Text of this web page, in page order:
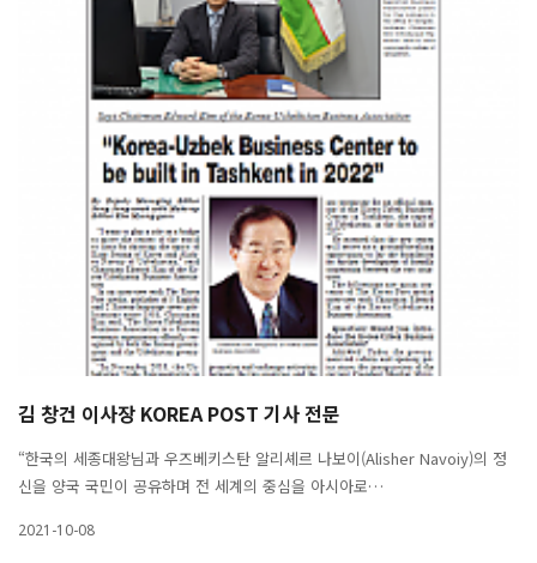
김 창건 이사장 KOREA POST 기사 전문
“한국의 세종대왕님과 우즈베키스탄 알리셰르 나보이(Alisher Navoiy)의 정
신을 양국 국민이 공유하며 전 세계의 중심을 아시아로…
2021-10-08